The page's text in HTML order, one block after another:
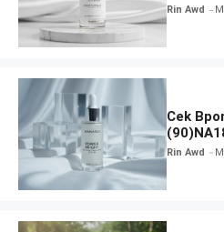
Rin Awd
Cek
Hanasui
Rin Awd